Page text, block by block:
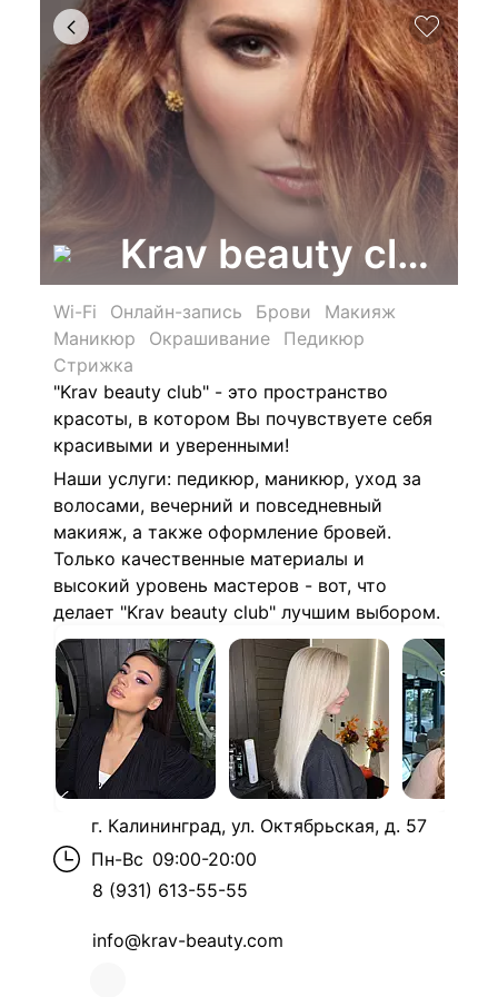
Krav beauty club
Wi-Fi Онлайн-запись Брови
Макияж
Маникюр
Окрашивание
Педикюр
Стрижка
"Krav beauty club" - это пространство
красоты, в котором Вы почувствуете себя
красивыми и уверенными!
Наши услуги: педикюр, маникюр, уход за
волосами, вечерний и повседневный
макияж, а также оформление бровей.
Только качественные материалы и
высокий уровень мастеров - вот, что
делает "Krav beauty club" лучшим выбором.
г. Калининград, ул. Октябрьская, д. 57
Пн-Вс 09:00-20:00
8 (931) 613-55-55
info@krav-beauty.com